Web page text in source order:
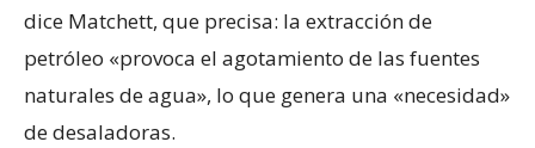
dice Matchett, que precisa: la extracción de
petróleo «provoca el agotamiento de las fuentes
naturales de agua», lo que genera una «necesidad»
de desaladoras.